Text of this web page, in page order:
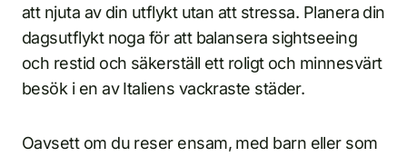
att njuta av din utflykt utan att stressa. Planera din
dagsutflykt noga för att balansera sightseeing
och restid och säkerställ ett roligt och minnesvärt
besök i en av Italiens vackraste städer.
Oavsett om du reser ensam, med barn eller som